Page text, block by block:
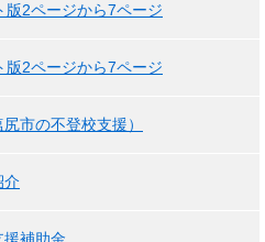
版2ページから7ページ
版2ページから7ページ
市の不登校支援）
介